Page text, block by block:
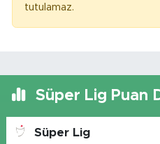
tutulamaz.
Süper Lig Puan
Süper Lig